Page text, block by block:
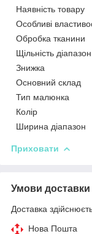
Наявність товару
Особливі
Обробка тканини
Щільність діапазон
Знижка
Основний склад
Тип малюнка
Колір
Ширина діапазон
Приховати
Умови доставки
Доставка
Нова Пошта